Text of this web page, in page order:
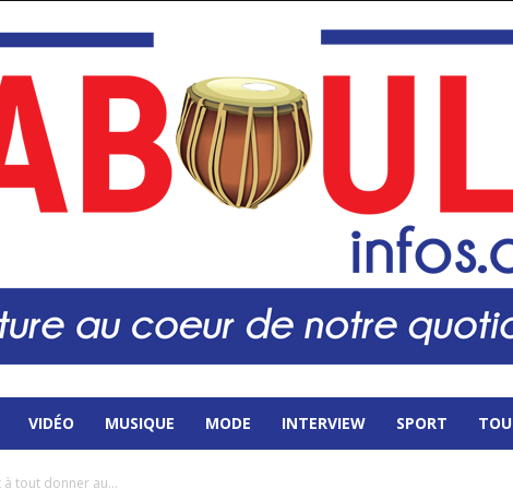
VIDÉO MUSIQUE MODE INTERVIEW SPORT
à tout donner au...